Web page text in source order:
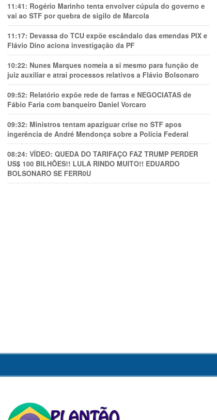
11:41: Rogério Marinho tenta envolver cúpula do governo e
vai ao STF por quebra de sigilo de Marcola
11:17: Devassa do TCU expõe escândalo das emendas PIX e
Flávio Dino aciona investigação da PF
10:22: Nunes Marques nomeia a si mesmo para função de
juiz auxiliar e atrai processos relativos a Flávio Bolsonaro
09:52: Relatório expõe rede de farras e NEGOCIATAS de
Fábio Faria com banqueiro Daniel Vorcaro
09:32: Ministros tentam apaziguar crise no STF apos
ingerência de André Mendonça sobre a Polícia Federal
08:24: VÍDEO: QUEDA DO TARIFAÇO FAZ TRUMP PERDER
US$ 100 BILHÕES!! LULA RINDO MUITO!! EDUARDO
BOLSONARO SE FERR0U